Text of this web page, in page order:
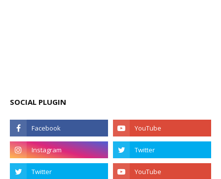
SOCIAL PLUGIN